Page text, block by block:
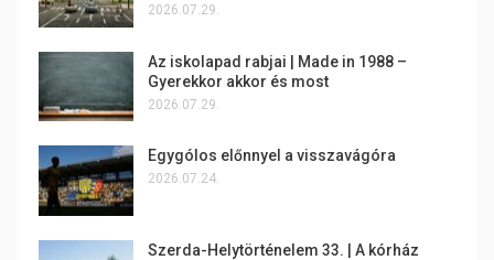
2026.07.29.
Az iskolapad rabjai | Made in 1988 –
Gyerekkor akkor és most
2026.07.29.
Egygólos előnnyel a visszavágóra
2026.07.24.
Szerda-Helytörténelem 33. | A kórház